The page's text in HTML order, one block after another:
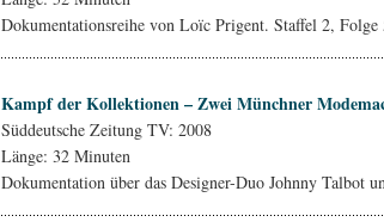
Dokumentationsreihe von Loïc Prigent. Staffel 2, Folge
Kampf der Kollektionen – Zwei Münchner
Süddeutsche Zeitung TV: 2008
Länge: 32 Minuten
Dokumentation über das Designer-Duo Johnny Talbot